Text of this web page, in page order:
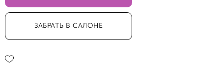
ЗАБРАТЬ В САЛОНЕ